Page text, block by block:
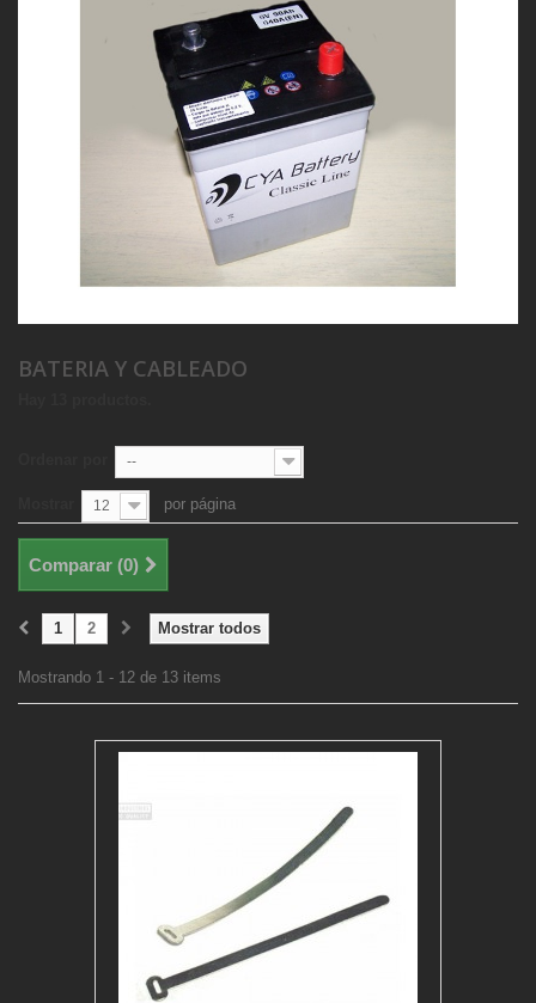
BATERIA Y CABLEADO
--
12 por página
Comparar (0)
Mostrar todos
1 2
Mostrando 1 - 12 de 13 items